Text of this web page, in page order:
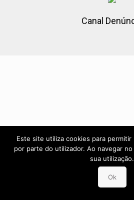
Canal
Este site utiliza cookies para permitir
por parte do utilizador. Ao navegar
sua utilização.
Ok